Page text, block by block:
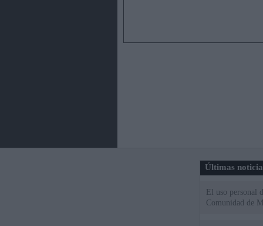
Últimas
El uso personal
Comunidad de